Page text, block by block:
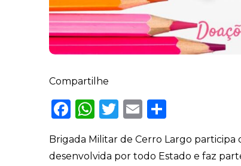
Compartilhe
Facebook
WhatsApp
Twitter
Email
Brigada Militar de Cerro Largo participa
desenvolvida por todo Estado e faz